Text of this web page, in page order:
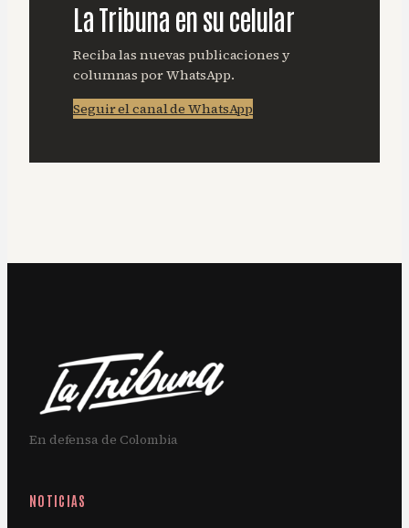
La Tribuna en su celular
Reciba las nuevas publicaciones y
columnas por WhatsApp.
Seguir el canal de WhatsApp
En defensa de Colombia
NOTICIAS